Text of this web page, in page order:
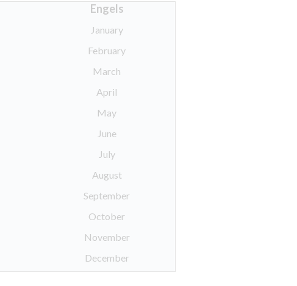
Engels
January
February
March
April
May
June
July
August
September
October
November
December